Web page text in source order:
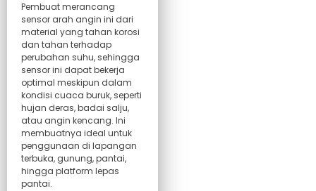
Pembuat merancang
sensor arah angin ini dari
material yang tahan korosi
dan tahan terhadap
perubahan suhu, sehingga
sensor ini dapat bekerja
optimal meskipun dalam
kondisi cuaca buruk, seperti
hujan deras, badai salju,
atau angin kencang. Ini
membuatnya ideal untuk
penggunaan di lapangan
terbuka, gunung, pantai,
hingga platform lepas
pantai.